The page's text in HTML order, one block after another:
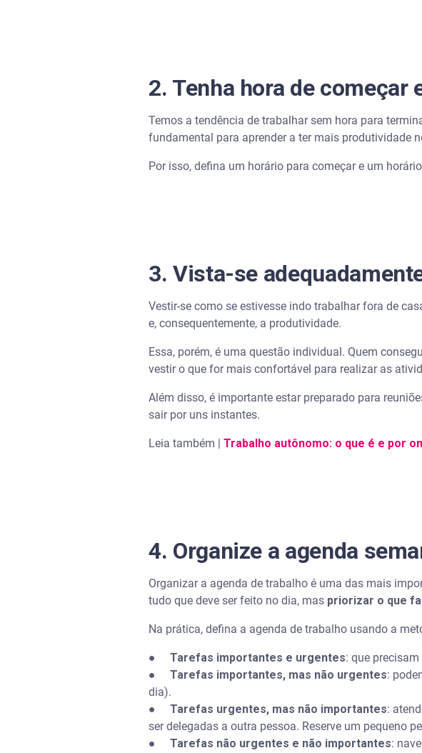
2. Tenha hora de começar
Temos a tendência de trabalhar sem hora para
fundamental para aprender a ter mais produtividade
Por isso, defina um horário para começar e um
3. Vista-se
Vestir-se como se estivesse indo trabalhar fora de
e, consequentemente, a produtividade.
Essa, porém, é uma questão individual. Quem
vestir o que for mais confortável para realizar as
Além disso, é importante estar preparado para
sair por uns instantes.
Leia também | Trabalho autônomo: o que é e por
4. Organize a agenda
Organizar a agenda de trabalho é uma das mais
tudo que deve ser feito no dia, mas priorizar o que
Na prática, defina a agenda de trabalho usando a
● Tarefas importantes e urgentes: que
● Tarefas importantes, mas não urgentes:
dia).
● Tarefas urgentes, mas não importantes:
ser delegadas a outra pessoa. Reserve um pequeno
● Tarefas não urgentes e não importantes: